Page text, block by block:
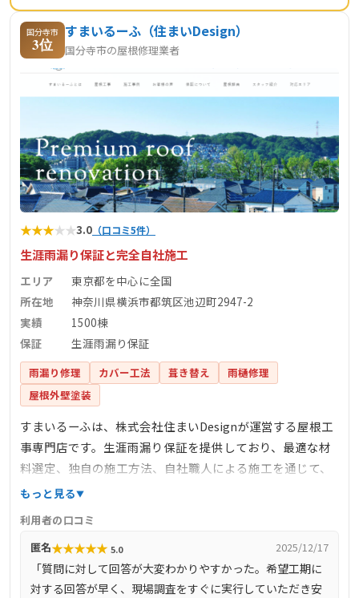
国分寺市
3位
すまいるーふ（住まいDesign）
国分寺市の屋根修理業者
★★★★★3.0 （口コミ5件）
生涯雨漏り保証と完全自社施工
エリア
東京都を中心に全国
所在地
神奈川県横浜市都筑区池辺町2947-2
実績
1500棟
保証
生涯雨漏り保証
雨漏り修理 カバー工法 葺き替え
雨樋修理
屋根外壁塗装
すまいるーふは、株式会社住まいDesignが運営する屋根工
事専門店です。生涯雨漏り保証を提供しており、最適な材
料選定、独自の施工方法、自社職人による施工を通じて、
雨漏りしない住まいの安心を提供しています。完全自社施
任を持って施工を行っています。また、しつこい営業を一
切行わず、お客様のご要望に沿った最善の提案を心掛けて
います。
もっと見る
利用者の口コミ
匿名★★★★★ 5.0 2025/12/17
「質問に対して回答が大変わかりやすかった。希望工期に
対する回答が早く、現場調査をすぐに実行していただき安